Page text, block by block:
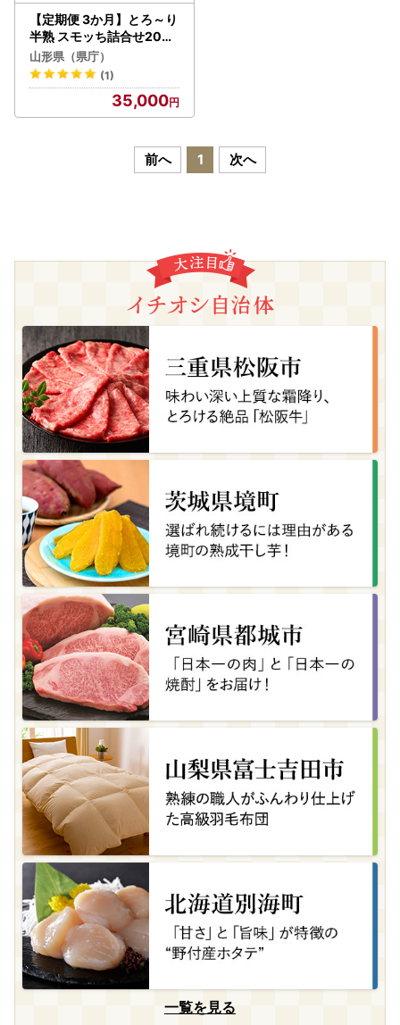
【定期便 3か月】とろ～り
半熟 スモッち詰合せ20個
セット（スモッち10個 ス
モッちゴールド10個） 燻
製 半熟 卵 名産品 山形発
くんせい 味付き 塩味 たま
ご すもっち ギフト F2Y-5
山形県（県庁）
(1)
35,000
前へ 1 次へ
一覧を見る